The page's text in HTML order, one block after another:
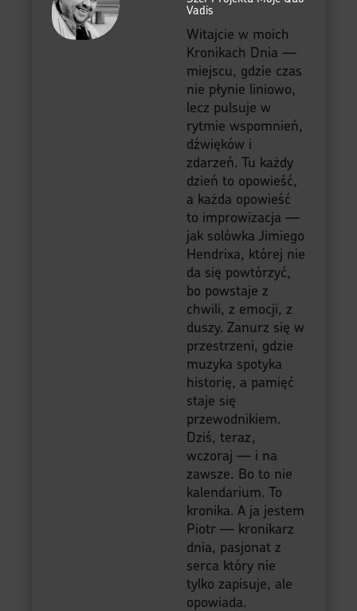
Vadis
Witajcie w moich
Kronikach Dnia —
miejscu, gdzie czas
nie płynie liniowo,
lecz pulsuje w
rytmie wspomnień,
dźwięków i
zdarzeń. Tu każdy
dzień to opowieść,
a każda opowieść
to improwizacja —
jak solówka Jimiego
Hendrixa, której nie
da się powtórzyć,
bo powstaje z
chwili, z emocji, z
duszy. Zanurz się w
przestrzeni, gdzie
muzyka spotyka
historię, a pamięć
staje się
przewodnikiem.
Dziś, teraz,
wczoraj — i na
zawsze. Bo to nie
kalendarium. To
kronika. A ja jestem
Piotr — kronikarz
dnia, pasjonat z
serca który nie
tylko zapisuje, ale
opowiada.